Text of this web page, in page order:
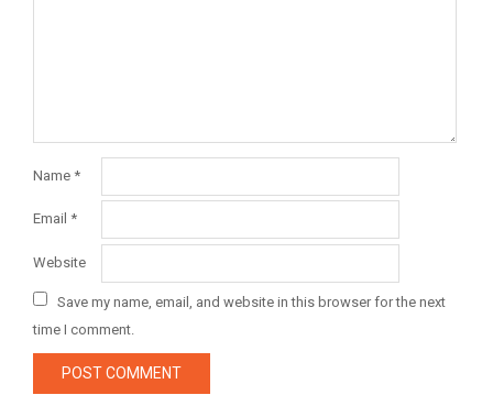
Name *
Email *
Website
Save my name, email, and website in this browser for the next
time I comment.